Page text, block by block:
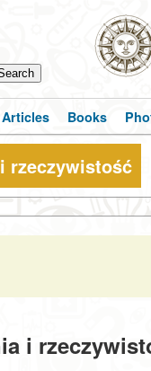
Articles Books
rzeczywistość
i